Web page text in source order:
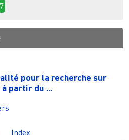
7
pour la recherche sur
partir du ...
Index